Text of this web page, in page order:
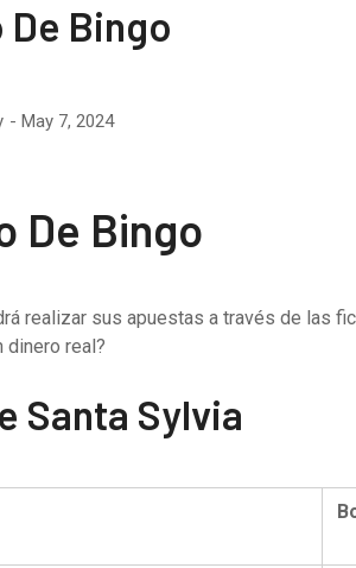
Bingo
May 7, 2024
De Bingo
realizar sus apuestas a través de las
dinero real?
Santa Sylvia